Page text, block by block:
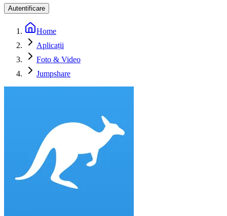
Autentificare
Home
Aplicații
Foto & Video
Jumpshare